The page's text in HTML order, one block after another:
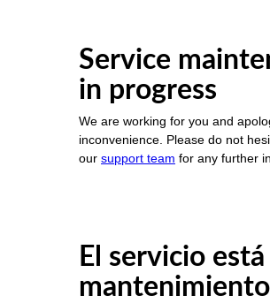
Service
in progress
We are working for you and
inconvenience. Please do not
our support team for any further
El servicio
mantenimiento